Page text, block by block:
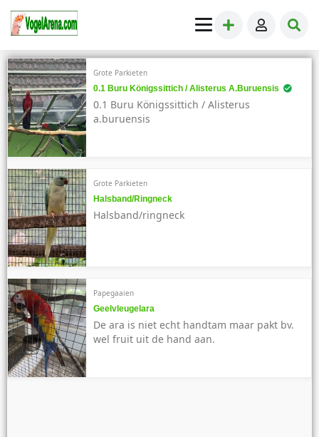
Grote Parkieten
0.1 Buru Königssittich / Alisterus A.buruensis
0.1 Buru Königssittich / Alisterus
a.buruensis
Grote Parkieten
Halsband/ringneck
Halsband/ringneck
Papegaaien
Geelvleugelara
De ara is niet echt handtam maar pakt bv.
wel fruit uit de hand aan.